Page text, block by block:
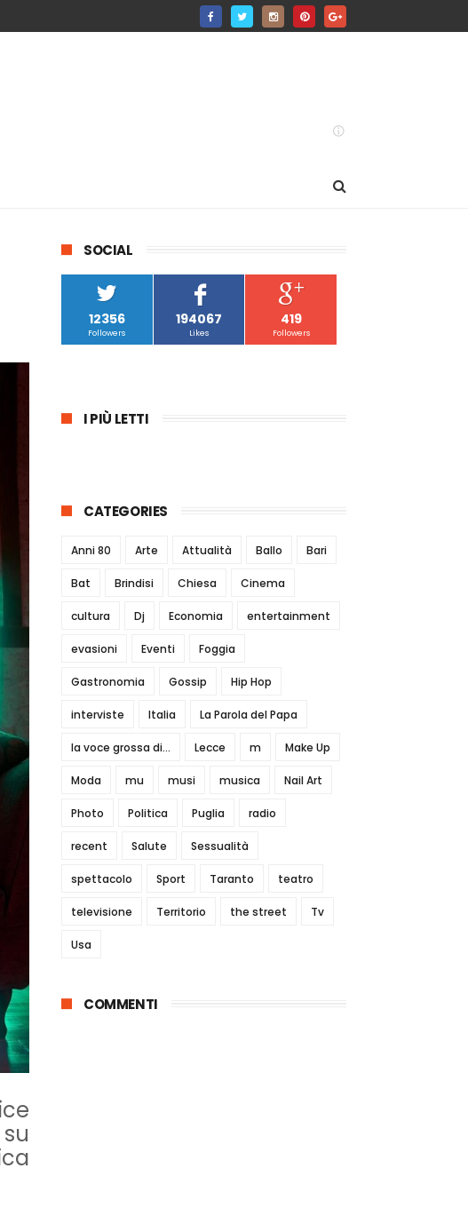
SOCIAL
12356
Followers
194067
Likes
419
Followers
I PIÙ LETTI
CATEGORIES
Anni 80 Arte Attualità Ballo Bari
Bat Brindisi Chiesa Cinema
cultura Dj Economia entertainment
evasioni Eventi Foggia
Gastronomia Gossip Hip Hop
interviste Italia La Parola del Papa
la voce grossa di... Lecce m Make Up
Moda mu musi musica Nail Art
Photo Politica Puglia radio
recent Salute Sessualità
spettacolo Sport Taranto teatro
televisione Territorio the street Tv
Usa
COMMENTI